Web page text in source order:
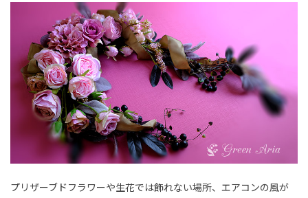
プリザーブドフラワーや生花では飾れない場所、エアコンの風が